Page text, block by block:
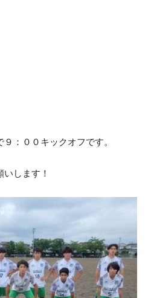
：００キックオフです。
します！